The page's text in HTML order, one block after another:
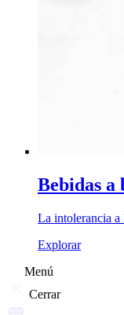
Bebidas a
La intolerancia a
Explorar
Menú
Cerrar